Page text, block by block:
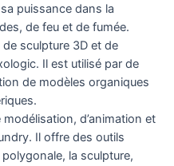
puissance dans la
de feu et de fumée.
sculpture 3D et de
Il est utilisé par de
de modèles organiques
d’animation et
Il offre des outils
la sculpture,